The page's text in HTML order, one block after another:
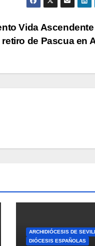
Vida
retiro de Pascua en
ARCHIDIÓCESIS DE
DIÓCESIS ESPAÑOLAS